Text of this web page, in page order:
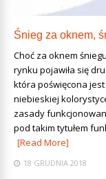
Śnieg za oknem,
Choć za oknem
rynku pojawiła się
która poświęcona
niebieskiej
zasady
pod takim tytułem
[Read More]
18 GRUDNIA 2018